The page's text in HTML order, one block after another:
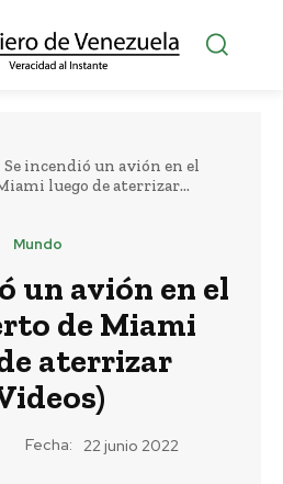
Se incendió un avión en el
luego de aterrizar...
Mundo
un avión en el
de Miami
aterrizar
Fecha: 22 junio 2022